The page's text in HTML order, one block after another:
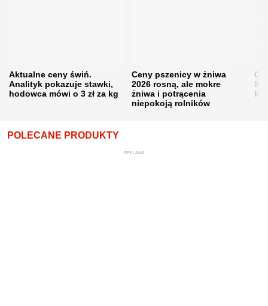
Aktualne ceny świń.
Analityk pokazuje stawki,
hodowca mówi o 3 zł za kg
Ceny pszenicy w żniwa
2026 rosną, ale mokre
żniwa i potrącenia
niepokoją rolników
POLECANE PRODUKTY
REKLAMA